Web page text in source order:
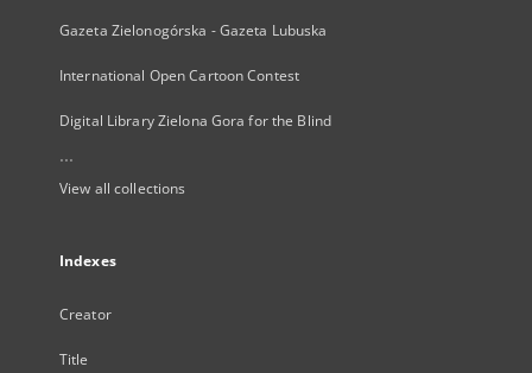
Gazeta Zielonogórska - Gazeta Lubuska
International Open Cartoon Contest
Digital Library Zielona Gora for the Blind
...
View all collections
Indexes
Creator
Title